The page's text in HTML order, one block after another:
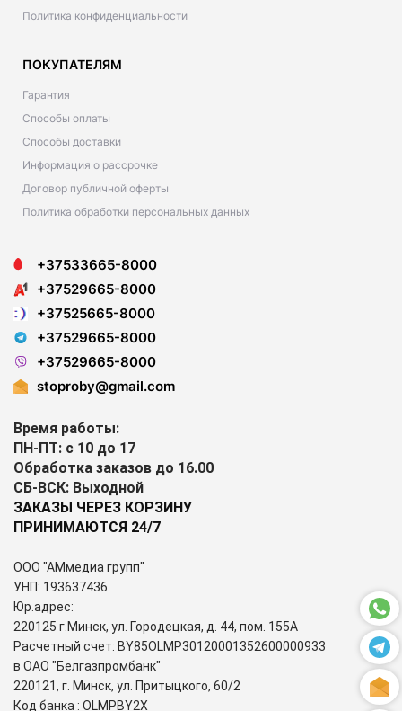
Политика конфиденциальности
ПОКУПАТЕЛЯМ
Гарантия
Способы оплаты
Способы доставки
Информация о рассрочке
Договор публичной оферты
Политика обработки персональных данных
+37533665-8000
+37529665-8000
+37525665-8000
+37529665-8000
+37529665-8000
stoproby@gmail.com
Время работы:
ПН-ПТ: с 10 до 17
Обработка заказов до 16.00
СБ-ВСК: Выходной
ЗАКАЗЫ ЧЕРЕЗ КОРЗИНУ
ПРИНИМАЮТСЯ 24/7
ООО "АМмедиа групп"
УНП: 193637436
Юр.адрес:
220125 г.Минск, ул. Городецкая, д. 44, пом. 155А
Расчетный счет: BY85OLMP30120001352600000933
в ОАО "Белгазпромбанк"
220121, г. Минск, ул. Притыцкого, 60/2
Код банка : OLMPBY2X